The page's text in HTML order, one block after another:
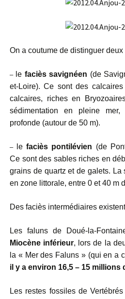
On a coutume de distinguer
– le faciès savignéen (de
et-Loire). Ce sont des
calcaires, riches en
sédimentation en pleine
profonde (autour de 50 m).
– lefaciès pontilévien (de
Ce sont des sables riches en
grains de quartz et de galets. La
en zone littorale, entre 0 et 40 m
Des faciès intermédiaires
Les faluns de Doué-la-
Miocène inférieur, lors de la
la « Mer des Faluns » (qui en a
il y a environ 16,5 – 15 millions
Les restes fossiles de